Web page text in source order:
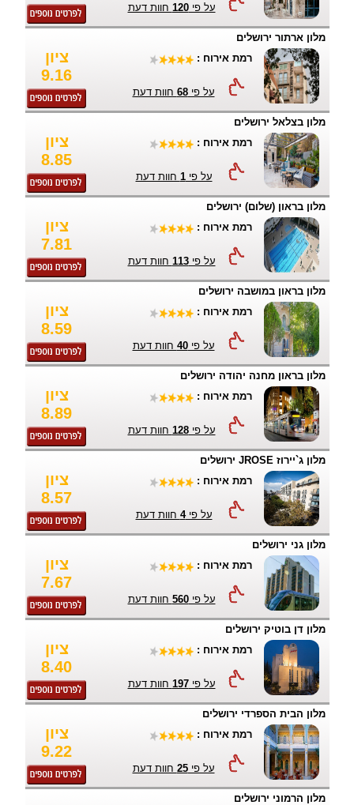
על פי120 חוות דעת
מלון ארתור ירושלים
ציון
9.16
רמת אירוח :
על פי68 חוות דעת
מלון בצלאל ירושלים
ציון
8.85
רמת אירוח :
על פי1 חוות דעת
מלון בראון (שלום) ירושלים
ציון
7.81
רמת אירוח :
על פי113 חוות דעת
מלון בראון במושבה ירושלים
ציון
8.59
רמת אירוח :
על פי40 חוות דעת
מלון בראון מחנה יהודה ירושלים
ציון
8.89
רמת אירוח :
על פי128 חוות דעת
מלון ג`יירוז JROSE ירושלים
ציון
8.57
רמת אירוח :
על פי4 חוות דעת
מלון גני ירושלים
ציון
7.67
רמת אירוח :
על פי560 חוות דעת
מלון דן בוטיק ירושלים
ציון
8.40
רמת אירוח :
על פי197 חוות דעת
מלון הבית הספרדי ירושלים
ציון
9.22
רמת אירוח :
על פי25 חוות דעת
מלון הרמוני ירושלים